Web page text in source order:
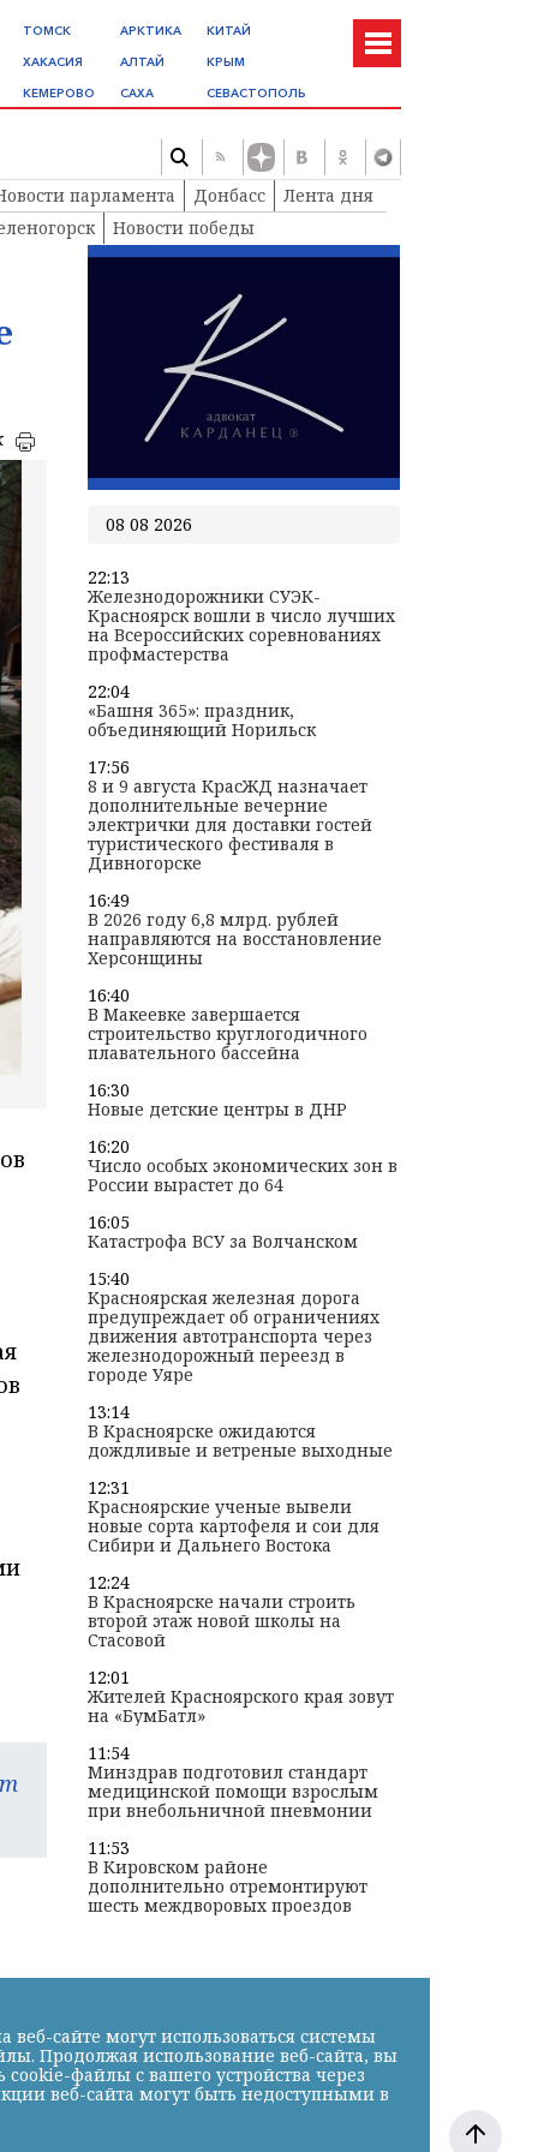
ТОМСК
ХАКАСИЯ
КЕМЕРОВО
АРКТИКА
АЛТАЙ
САХА
КИТАЙ
КРЫМ
СЕВАСТОПОЛЬ
парламента Донбасс
Лента дня
Новости победы
08 08 2026
22:13
Железнодорожники СУЭК-
Красноярск вошли в число лучших
на Всероссийских соревнованиях
профмастерства
22:04
«Башня 365»: праздник,
объединяющий Норильск
17:56
8 и 9 августа КрасЖД назначает
дополнительные вечерние
электрички для доставки гостей
туристического фестиваля в
Дивногорске
16:49
В 2026 году 6,8 млрд. рублей
направляются на восстановление
Херсонщины
16:40
В Макеевке завершается
строительство круглогодичного
плавательного бассейна
16:30
Новые детские центры в ДНР
16:20
Число особых экономических зон в
России вырастет до 64
16:05
Катастрофа ВСУ за Волчанском
15:40
Красноярская железная дорога
предупреждает об ограничениях
движения автотранспорта через
железнодорожный переезд в
городе Уяре
13:14
В Красноярске ожидаются
дождливые и ветреные выходные
12:31
Красноярские ученые вывели
новые сорта картофеля и сои для
Сибири и Дальнего Востока
12:24
В Красноярске начали строить
второй этаж новой школы на
Стасовой
12:01
Жителей Красноярского края зовут
на «БумБатл»
11:54
Минздрав подготовил стандарт
медицинской помощи взрослым
при внебольничной пневмонии
11:53
В Кировском районе
дополнительно отремонтируют
шесть междворовых проездов
сайте могут использоваться системы
Продолжая использование веб-сайта, вы
файлы с вашего устройства через
веб-сайта могут быть недоступными в